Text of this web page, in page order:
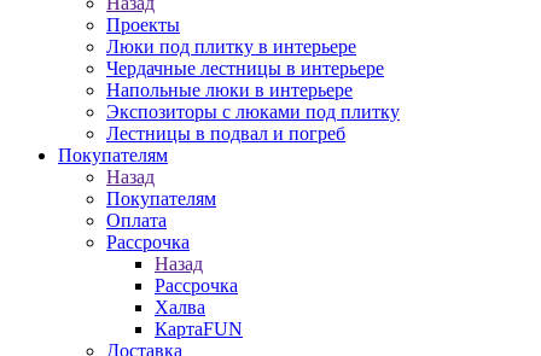
Проекты
Люки под плитку в интерьере
Чердачные лестницы в интерьере
Напольные люки в интерьере
Экспозиторы с люками под плитку
Лестницы в подвал и погреб
Покупателям
Назад
Покупателям
Оплата
Рассрочка
Назад
Рассрочка
Халва
КартаFUN
Доставка